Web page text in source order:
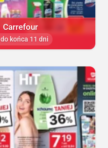
Carrefour
do końca 11 dni